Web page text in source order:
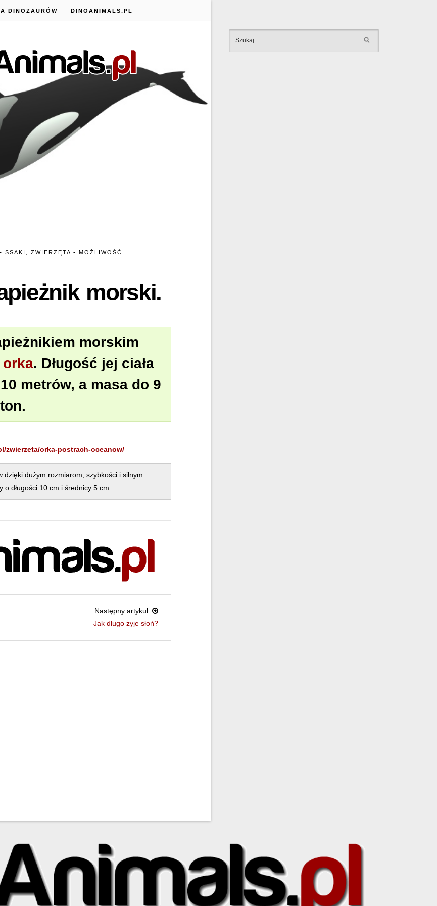
DINOZAURÓW DINOANIMALS.PL
•SSAKI ,ZWIERZĘTA •MOŻLIWOŚĆ
morski.
morskim
orka. Długość jej ciała
metrów, a masa do 9
ton.
zwierzeta/orka-postrach-oceanow/
dzięki dużym rozmiarom, szybkości i silnym
długości 10 cm i średnicy 5 cm.
Następny artykuł:
Jak długo żyje słoń?